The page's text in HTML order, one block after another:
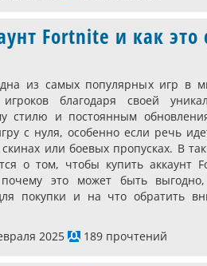
Fortnite и как это
из самых популярных игр в
благодаря своей
стилю и постоянным
с нуля, особенно если речь
или боевых пропусках. В
о том, чтобы купить аккаунт
это может быть
покупки и на что обратить
2025
189 прочтений